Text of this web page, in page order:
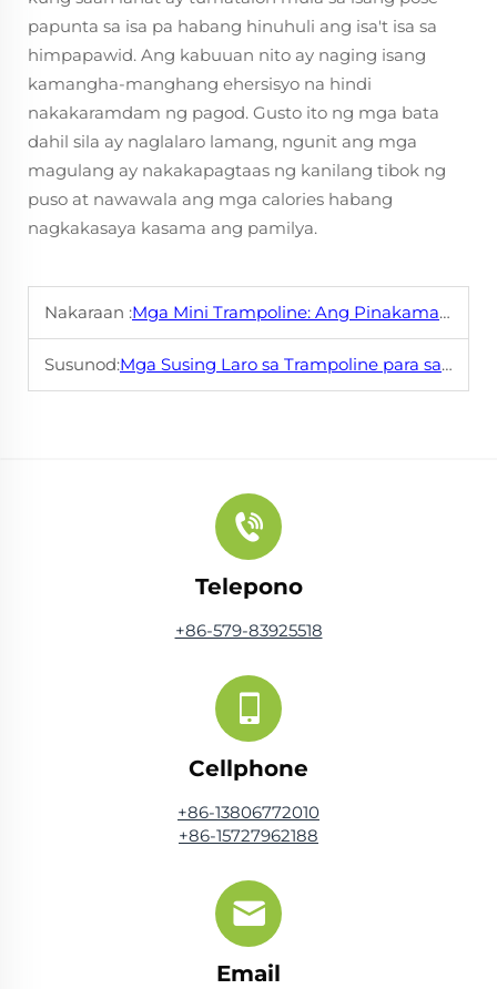
papunta sa isa pa habang hinuhuli ang isa't isa sa
himpapawid. Ang kabuuan nito ay naging isang
kamangha-manghang ehersisyo na hindi
nakakaramdam ng pagod. Gusto ito ng mga bata
dahil sila ay naglalaro lamang, ngunit ang mga
magulang ay nakakapagtaas ng kanilang tibok ng
puso at nawawala ang mga calories habang
nagkakasaya kasama ang pamilya.
Nakaraan :Mga Mini Trampoline: Ang Pinakamahusay na Kagamitang Paggawain na Nag-iimbak ng Puwang
Susunod:Mga Susing Laro sa Trampoline para sa Mga Bata
Telepono
+86-579-83925518
Cellphone
+86-13806772010
+86-15727962188
Email